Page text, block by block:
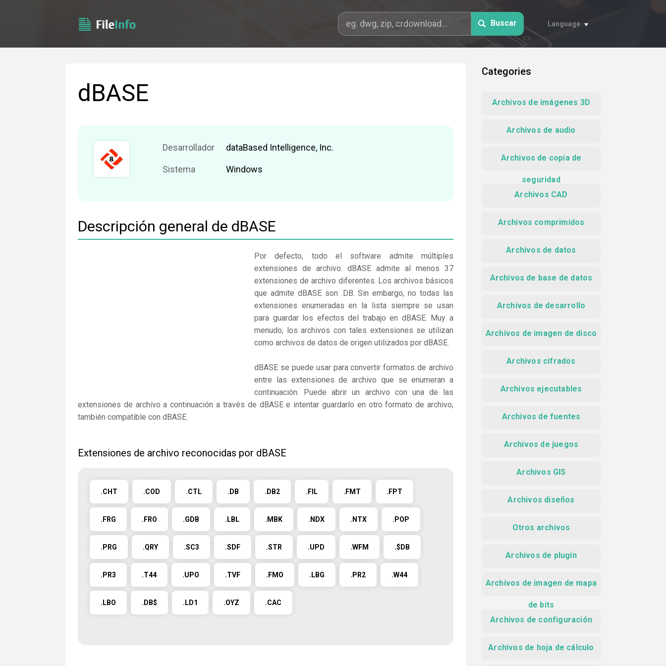
Buscar Language
dBASE
Desarrollador dataBased Intelligence, Inc.
Sistema Windows
Descripción general de dBASE
Por defecto, todo el software admite múltiples
extensiones de archivo. dBASE admite al menos 37
extensiones de archivo diferentes. Los archivos básicos
que admite dBASE son .DB. Sin embargo, no todas las
extensiones enumeradas en la lista siempre se usan
para guardar los efectos del trabajo en dBASE. Muy a
menudo, los archivos con tales extensiones se utilizan
como archivos de datos de origen utilizados por dBASE.
dBASE se puede usar para convertir formatos de archivo
entre las extensiones de archivo que se enumeran a
continuación. Puede abrir un archivo con una de las
extensiones de archivo a continuación a través de dBASE e intentar guardarlo en otro formato de archivo,
también compatible con dBASE.
Extensiones de archivo reconocidas por dBASE
.CHT .COD .CTL .DB .DB2 .FIL .FMT .FPT
.FRG .FRO .GDB .LBL .MBK .NDX .NTX .POP
.PRG .QRY .SC3 .SDF .STR .UPD .WFM .$DB
.PR3 .T44 .UPO .TVF .FMO .LBG .PR2 .W44
.LBO .DB$ .LD1 .OYZ .CAC
Categories
Archivos de imágenes 3D
Archivos de audio
Archivos de copia de
seguridad
Archivos CAD
Archivos comprimidos
Archivos de datos
Archivos de base de datos
Archivos de desarrollo
Archivos de imagen de disco
Archivos cifrados
Archivos ejecutables
Archivos de fuentes
Archivos de juegos
Archivos GIS
Archivos diseños
Otros archivos
Archivos de plugin
Archivos de imagen de mapa
de bits
Archivos de configuración
Archivos de hoja de cálculo